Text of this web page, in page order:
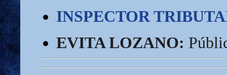
INSPECTOR
EVITA LOZANO: